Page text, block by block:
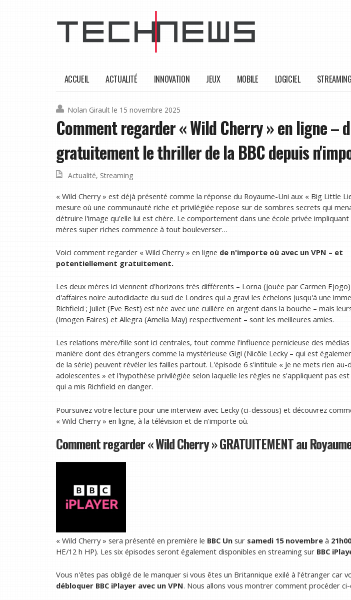
ACCUEIL ACTUALITÉ INNOVATION JEUX MOBILE LOGICIEL STREAMING
Nolan Girault le 15 novembre 2025
Comment regarder « Wild Cherry » en ligne –
gratuitement le thriller de la BBC depuis
Actualité, Streaming
« Wild Cherry » est déjà présenté comme la réponse du Royaume-Uni aux « Big Little
mesure où une communauté riche et privilégiée repose sur de sombres secrets qui
détruire l'image qu'elle lui est chère. Le comportement dans une école privée impliquant
mères super riches commence à tout bouleverser…
Voici comment regarder « Wild Cherry » en ligne de n'importe où avec un VPN – et
potentiellement gratuitement.
Les deux mères ici viennent d'horizons très différents – Lorna (jouée par Carmen
d'affaires noire autodidacte du sud de Londres qui a gravi les échelons jusqu'à une
Richfield ; Juliet (Eve Best) est née avec une cuillère en argent dans la bouche – mais
(Imogen Faires) et Allegra (Amelia May) respectivement – sont les meilleures amies.
Les relations mère/fille sont ici centrales, tout comme l'influence pernicieuse des
manière dont des étrangers comme la mystérieuse Gigi (Nicôle Lecky – qui est
de la série) peuvent révéler les failles partout. L'épisode 6 s'intitule « Je ne mets rien au-
adolescentes » et l'hypothèse privilégiée selon laquelle les règles ne s'appliquent pas
qui a mis Richfield en danger.
Poursuivez votre lecture pour une interview avec Lecky (ci-dessous) et découvrez
« Wild Cherry » en ligne, à la télévision et de n'importe où.
Comment regarder « Wild Cherry » GRATUITEMENT au
« Wild Cherry » sera présenté en première le BBC Un sur samedi 15 novembre à
HE/12 h HP). Les six épisodes seront également disponibles en streaming sur BBC
Vous n'êtes pas obligé de le manquer si vous êtes un Britannique exilé à l'étranger car
débloquer BBC iPlayer avec un VPN. Nous allons vous montrer comment procéder